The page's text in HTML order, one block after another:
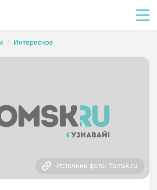
Интересное
Источник фото: Tomsk.ru